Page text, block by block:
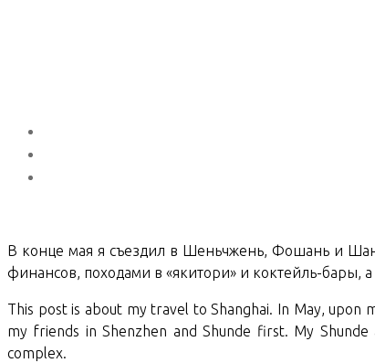
В конце мая я съездил в Шеньчжень, Фошань и
финансов, походами в «якитори» и коктейль-
This post is about my travel to Shanghai. In May, upon
my friends in Shenzhen and Shunde first. My
complex.